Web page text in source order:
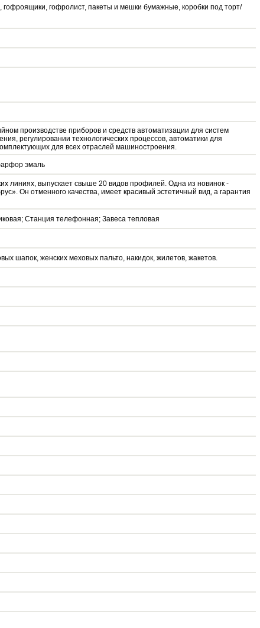
гофролист, пакеты и мешки бумажные, коробки под торт/
производстве приборов и средств автоматизации для систем
регулировании технологических процессов, автоматики для
для всех отраслей машиностроения.
эмаль
линиях, выпускает свыше 20 видов профилей. Одна из новинок -
Он отменного качества, имеет красивый эстетичный вид, а гарантия
Станция телефонная; Завеса тепловая
шапок, женских меховых пальто, накидок, жилетов, жакетов.